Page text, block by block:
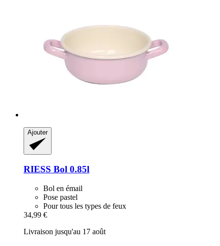
Ajouter
RIESS Bol 0.85l
Bol en émail
Pose pastel
Pour tous les types de feux
34,99 €
Livraison jusqu'au 17 août